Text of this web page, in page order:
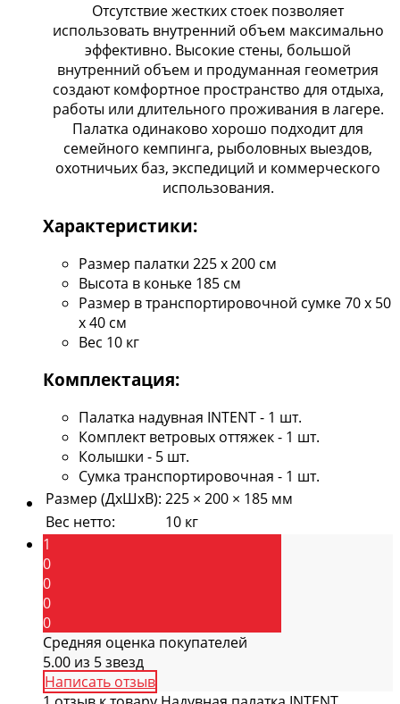
Отсутствие жестких стоек позволяет
использовать внутренний объем максимально
эффективно. Высокие стены, большой
внутренний объем и продуманная геометрия
создают комфортное пространство для отдыха,
работы или длительного проживания в лагере.
Палатка одинаково хорошо подходит для
семейного кемпинга, рыболовных выездов,
охотничьих баз, экспедиций и коммерческого
использования.
Характеристики:
Размер палатки 225 х 200 см
Высота в коньке 185 см
Размер в транспортировочной сумке 70 х 50
х 40 см
Вес 10 кг
Комплектация:
Палатка надувная INTENT - 1 шт.
Комплект ветровых оттяжек - 1 шт.
Колышки - 5 шт.
Сумка транспортировочная - 1 шт.
Размер (ДхШхВ): 225 × 200 × 185 мм
Вес нетто:
10 кг
1
0
0
0
0
Средняя оценка покупателей
5.00 из 5 звезд
Написать отзыв